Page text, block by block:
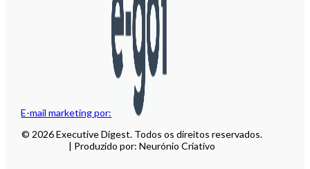
E-mail marketing por:
© 2026 Executive Digest. Todos os direitos reservados.
| Produzido por: Neurónio Criativo